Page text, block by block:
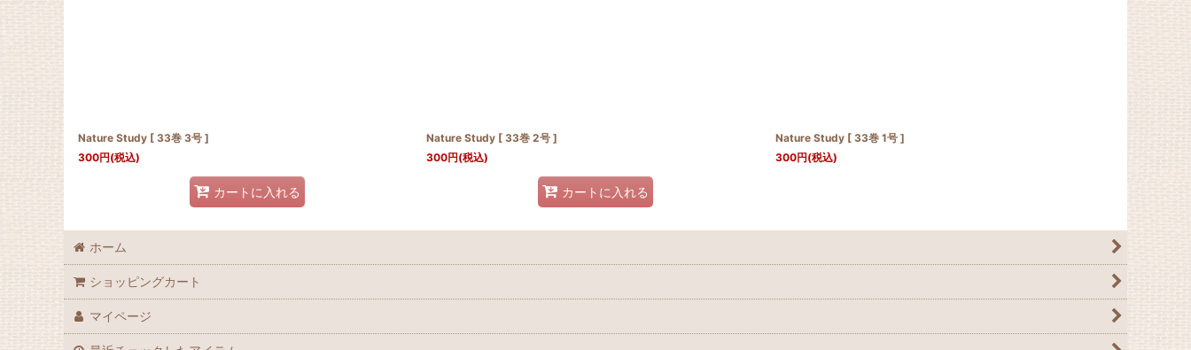
Nature Study [ 33巻 3号 ]
300円(税込)
カートに入れる
Nature Study [ 33巻 2号 ]
300円(税込)
カートに入れる
Nature Study [ 33巻 1号 ]
300円(税込)
ホーム
ショッピングカート
マイページ